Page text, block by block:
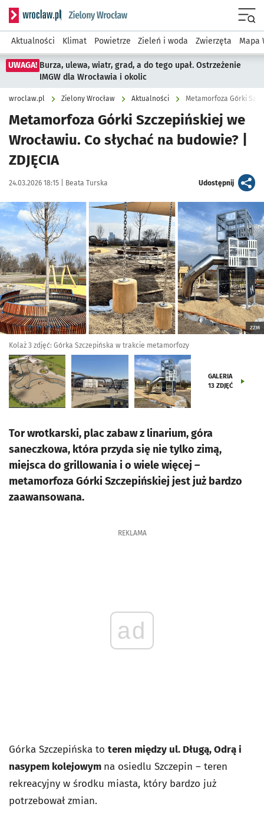
Serwis informacyjny wroclaw.pl podserwis: Środowisko we
Aktualności Klimat Powietrze Zieleń i woda Zwierzęta Mapa
UWAGA! Burza, ulewa, wiatr, grad, a do tego upał. Ostrzeżenie
IMGW dla Wrocławia i okolic
wroclaw.pl Zielony Wrocław Aktualności Metamorfoza Górki
Metamorfoza Górki Szczepińskiej we
Wrocławiu. Co słychać na budowie? |
ZDJĘCIA
Data publikacji:
24.03.2026 18:15 | Autor:
Beata Turska Udostępnijartykuł
Kliknij, aby zobaczyć galerię
ZZM
Kolaż 3 zdjęć: Górka Szczepińska w trakcie metamorfozy
GALERIA
13 ZDJĘĆ
Tor wrotkarski, plac zabaw z linarium, góra
saneczkowa, która przyda się nie tylko zimą,
miejsca do grillowania i o wiele więcej –
metamorfoza Górki Szczepińskiej jest już bardzo
zaawansowana.
REKLAMA
ad
Górka Szczepińska to teren między ul. Długą, Odrą i
nasypem kolejowym na osiedlu Szczepin – teren
rekreacyjny w środku miasta, który bardzo już
potrzebował zmian.